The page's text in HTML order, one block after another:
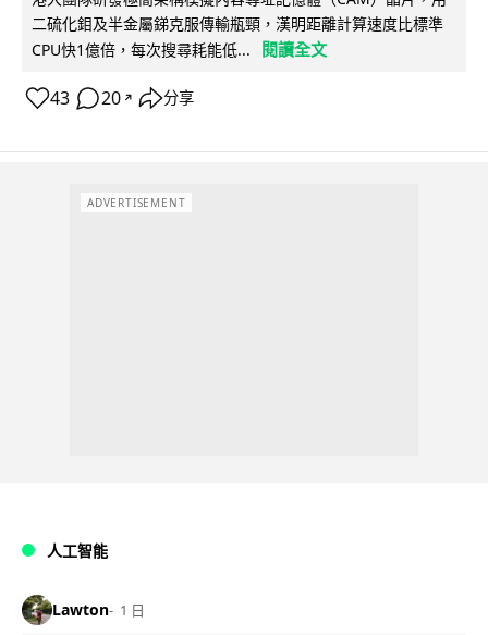
二硫化鉬及半金屬銻克服傳輸瓶頸，漢明距離計算速度比標準
CPU快1億倍，每次搜尋耗能低...
閱讀全文
43 20 ↗ 分享
ADVERTISEMENT
人工智能
Lawton 1 日